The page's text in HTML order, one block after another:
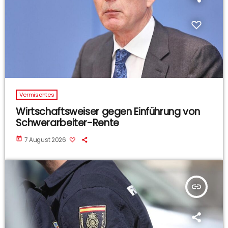
Vermischtes
Wirtschaftsweiser gegen Einführung von
Schwerarbeiter-Rente
today 7 August 2026
insert_link